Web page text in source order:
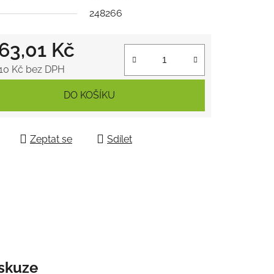
248266
Kč
Kč bez DPH
DO KOŠÍKU
Zeptat se Sdílet